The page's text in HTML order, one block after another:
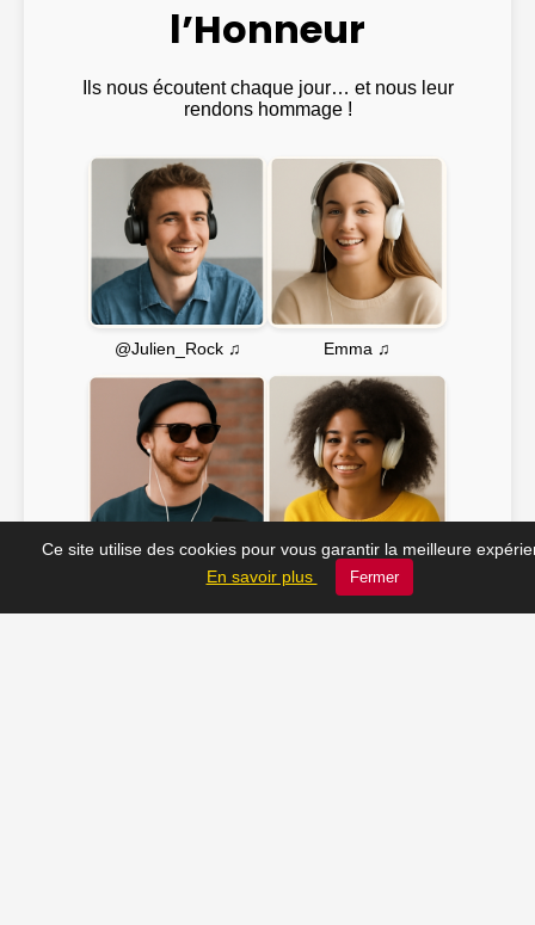
l’Honneur
Ils nous écoutent chaque jour… et nous leur
rendons hommage !
@Julien_Rock ♫ Emma ♫
JC_13 ♫ Soline ♫
Ce site utilise des cookies pour vous garantir la meilleure
En savoir plus
Fermer